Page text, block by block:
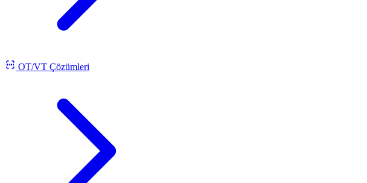
OT/VT Çözümleri